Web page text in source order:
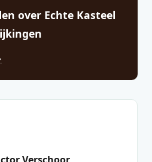
over Echte Kasteel